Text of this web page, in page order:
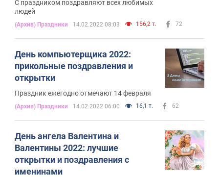
С праздником поздравляют всех любимых
людей
(Архив) Праздники 14.02.2022 08:03 156,2 т. 72
День компьютерщика 2022:
прикольные поздравления и
открытки
Праздник ежегодно отмечают 14 февраля
(Архив) Праздники 14.02.2022 06:00 16,1 т. 62
День ангела Валентина и
Валентины 2022: лучшие
открытки и поздравления с
именинами